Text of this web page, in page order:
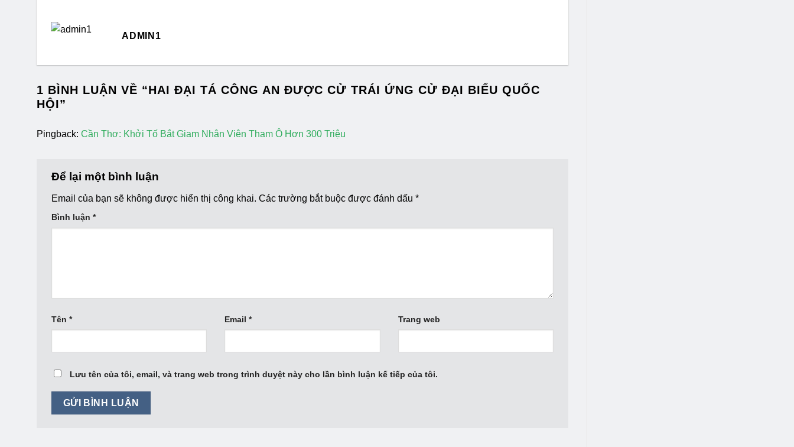
ADMIN1
1 BÌNH LUẬN VỀ “HAI ĐẠI TÁ CÔNG AN ĐƯỢC CỬ TRÁI ỨNG CỬ ĐẠI BIỂU QUỐC
HỘI”
Pingback: Cần Thơ: Khởi Tố Bắt Giam Nhân Viên Tham Ô Hơn 300 Triệu
Để lại một bình luận
Email của bạn sẽ không được hiển thị công khai. Các trường bắt buộc được đánh dấu *
Bình luận *
Tên * Email* Trang web
Lưu tên của tôi, email, và trang web trong trình duyệt này cho lần bình luận kế tiếp của tôi.